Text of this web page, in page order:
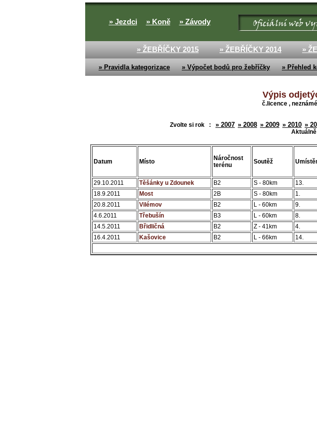
» Jezdci » Koně » Závody
» ŽEBŘÍČKY 2015 » ŽEBŘÍČKY 2014 »
» Pravidla kategorizace » Výpočet bodů pro žebříčky » Přehled
Výpis
č.licence ,
Zvolte si rok : » 2007 » 2008 » 2009 » 2010 »
Datum Místo
Náročnost
terénu
Soutěž
29.10.2011 Těšánky u Zdounek B2 S - 80km 13.
18.9.2011
Most 2B S - 80km 1.
20.8.2011
Vilémov B2 L - 60km 9.
4.6.2011
Třebušín B3 L - 60km 8.
14.5.2011
Břidličná B2 Z - 41km 4.
16.4.2011
Kašovice B2 L - 66km 14.